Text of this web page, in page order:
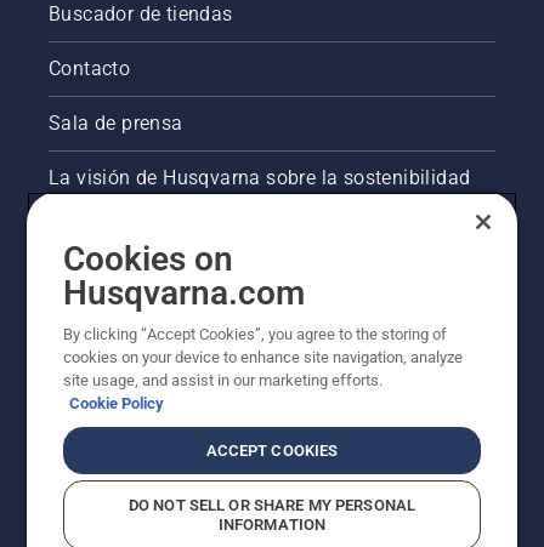
Buscador de tiendas
Contacto
Sala de prensa
La visión de Husqvarna sobre la sostenibilidad
Otros sitios de Husqvarna
Cookies on
Husqvarna.com
By clicking “Accept Cookies”, you agree to the storing of
cookies on your device to enhance site navigation, analyze
site usage, and assist in our marketing efforts.
Cookie Policy
ACCEPT COOKIES
DO NOT SELL OR SHARE MY PERSONAL
INFORMATION